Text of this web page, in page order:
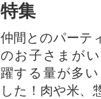
特集
仲間とのパーテ
のお子さまが
躍する量が多
した！肉や米、